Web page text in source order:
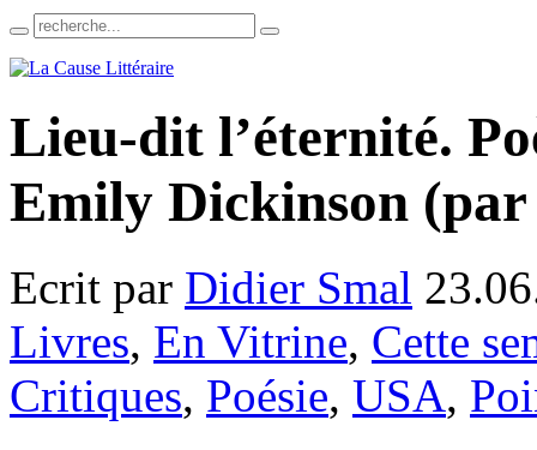
Lieu-dit l’éternité.
Emily Dickinson
Ecrit par Didier Smal
Livres, En Vitrine, Cette
Critiques, Poésie, USA,